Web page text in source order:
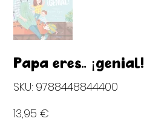
Papá eres.. ¡genial!
SKU: 9788448844400
9788448844400
13,95 €